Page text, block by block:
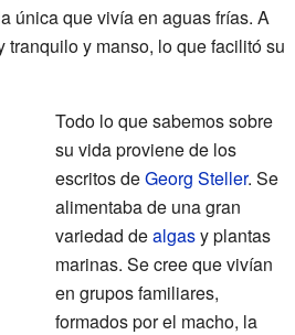
única que vivía en aguas frías. A
y manso, lo que facilitó su
Todo lo que sabemos sobre
su vida proviene de los
escritos deGeorg Steller. Se
alimentaba de una gran
variedad dealgasy plantas
marinas. Se cree que vivían
en grupos familiares,
formados por el macho, la